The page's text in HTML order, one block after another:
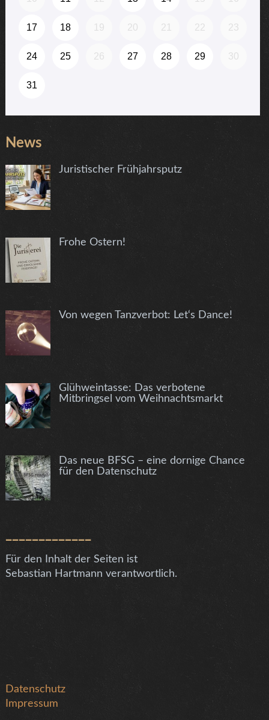
News
Juristischer Frühjahrsputz
Frohe Ostern!
Von wegen Tanzverbot: Let‘s Dance!
Glühweintasse: Das verbotene
Mitbringsel vom Weihnachtsmarkt
Das neue BFSG – eine dornige Chance
für den Datenschutz
Für den Inhalt der Seiten ist
Sebastian Hartmann verantwortlich.
Datenschutz
Impressum